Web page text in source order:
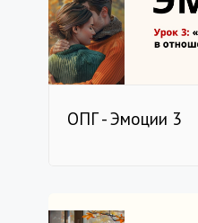
ОПГ - Эмоции 3